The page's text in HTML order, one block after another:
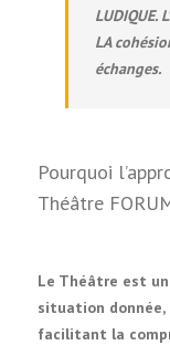
LUDIQUE.
LA
échanges.
Pourquoi
Théâtre
Le Théâtre est
situation donnée,
facilitant la